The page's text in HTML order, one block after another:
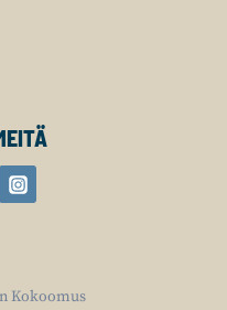
Kokoomus